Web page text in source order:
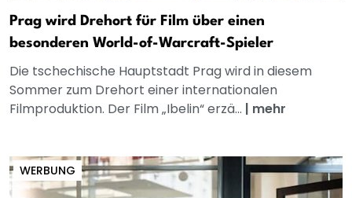
Prag wird Drehort für Film über einen
besonderen World-of-Warcraft-Spieler
Die tschechische Hauptstadt Prag wird in diesem
Sommer zum Drehort einer internationalen
Filmproduktion. Der Film „Ibelin“ erzä... | mehr
WERBUNG